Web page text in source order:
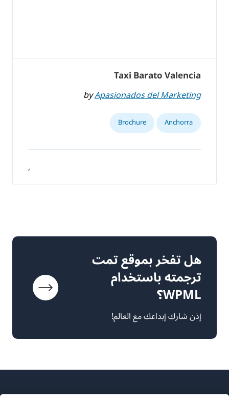
Taxi Barato Valencia
byApasionados del Marketing
Anchorra
Brochure
,
هل تفخر بموقع تمت
ترجمته باستخدام
WPML؟
إذن شارك إبداعك مع العالم!